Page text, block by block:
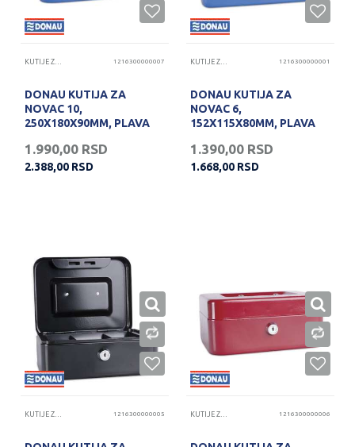
KUTIJE ZA NOVAC 1216300000007
DONAU KUTIJA ZA
NOVAC 10,
250X180X90MM, PLAVA
1.990,00 RSD
2.388,00 RSD
KUTIJE ZA NOVAC 1216300000001
DONAU KUTIJA ZA
NOVAC 6,
152X115X80MM, PLAVA
1.390,00 RSD
1.668,00 RSD
KUTIJE ZA NOVAC 1216300000005 KUTIJE ZA NOVAC 1216300000006